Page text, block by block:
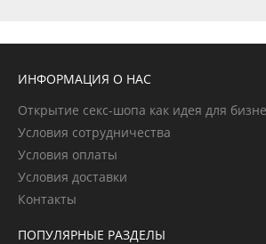
ИНФОРМАЦИЯ О НАС
Открытие секс-шопа как идея для
Условия сотрудничества
Условия оплаты
Условия доставки
Контакты
ПОПУЛЯРНЫЕ РАЗДЕЛЫ